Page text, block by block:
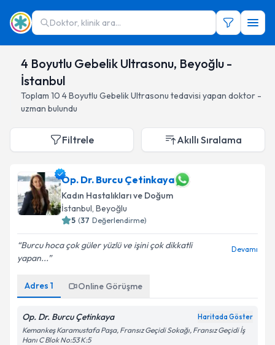
Doktor, klinik ara...
4 Boyutlu Gebelik Ultrasonu, Beyoğlu -
İstanbul
Toplam 10 4 Boyutlu Gebelik Ultrasonu tedavisi yapan doktor -
uzman bulundu
Filtrele Akıllı Sıralama
Op. Dr. Burcu Çetinkaya
Kadın Hastalıkları ve Doğum
İstanbul, Beyoğlu
5 (37 Değerlendirme)
Burcu hoca çok güler yüzlü ve işini çok dikkatli
yapan...
Devamı
Adres 1 Online Görüşme
Op. Dr. Burcu Çetinkaya Haritada Göster
Kemankeş Karamustafa Paşa, Fransız Geçidi Sokağı, Fransız Geçidi İş
Hanı C Blok No:53 K:5